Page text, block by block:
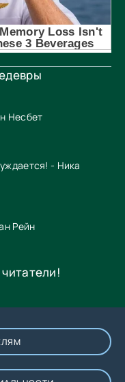
Несбет
- Ника
Рейн